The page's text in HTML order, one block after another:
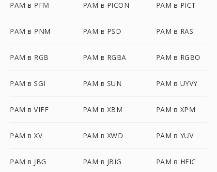
PAM в PFM PAM в PICON PAM в PICT
PAM в PNM PAM в PSD PAM в RAS
PAM в RGB PAM в RGBA PAM в RGBO
PAM в SGI PAM в SUN PAM в UYVY
PAM в VIFF PAM в XBM PAM в XPM
PAM в XV PAM в XWD PAM в YUV
PAM в JBG PAM в JBIG PAM в HEIC